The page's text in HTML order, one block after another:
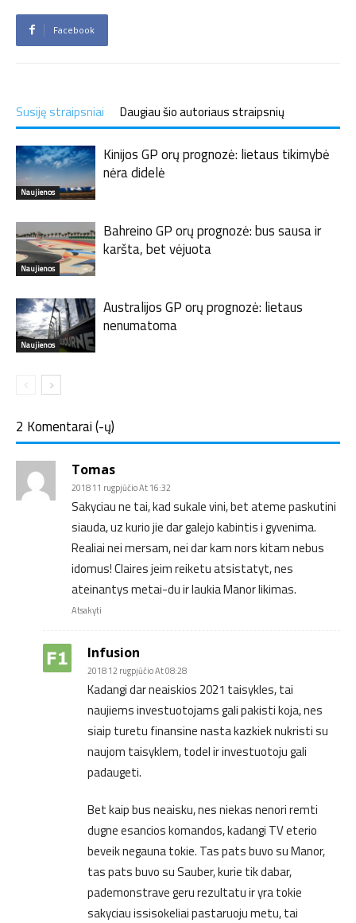
Facebook
Susiję straipsniai Daugiau šio autoriaus straipsnių
Naujienos
Kinijos GP orų prognozė: lietaus tikimybė
nėra didelė
Naujienos
Bahreino GP orų prognozė: bus sausa ir
karšta, bet vėjuota
Naujienos
Australijos GP orų prognozė: lietaus
nenumatoma
2 Komentarai (-ų)
Tomas
2018 11 rugpjūčio At 16:32
Sakyciau ne tai, kad sukale vini, bet ateme paskutini
siauda, uz kurio jie dar galejo kabintis i gyvenima.
Realiai nei mersam, nei dar kam nors kitam nebus
idomus! Claires jeim reiketu atsistatyt, nes
ateinantys metai-du ir laukia Manor likimas.
Atsakyti
Infusion
2018 12 rugpjūčio At 08:28
Kadangi dar neaiskios 2021 taisykles, tai
naujiems investuotojams gali pakisti koja, nes
siaip turetu finansine nasta kazkiek nukristi su
naujom taisyklem, todel ir investuotoju gali
padaugeti.
Bet kaip bus neaisku, nes niekas nenori remti
dugne esancios komandos, kadangi TV eterio
beveik negauna tokie. Tas pats buvo su Manor,
tas pats buvo su Sauber, kurie tik dabar,
pademonstrave geru rezultatu ir yra tokie
sakyciau issisokeliai pastaruoju metu, tai